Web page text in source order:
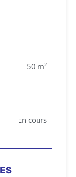
50 m²
En cours